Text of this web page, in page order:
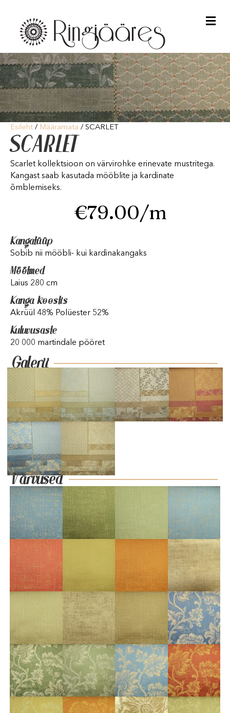
Esileht / Määramata / SCARLET
SCARLET
Scarlet kollektsioon on värvirohke erinevate mustritega.
Kangast saab kasutada mööblite ja kardinate
õmblemiseks.
€79.00/m
Kangatüüp
Sobib nii mööbli- kui kardinakangaks
Mõõtmed
Laius 280 cm
Kanga koostis
Akrüül 48% Polüester 52%
Kuluvusaste
20 000 martindale pööret
Galerii
Värvused